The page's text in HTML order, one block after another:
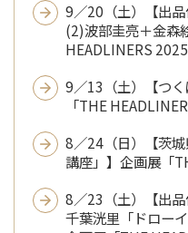
9／20（土）【出
(2)波部圭亮＋金森
HEADLINERS 2025
9／13（土）【つ
「THE
8／24（日）【茨
講座」】企画展「
8／23（土）【出
千葉洸里「ドロー